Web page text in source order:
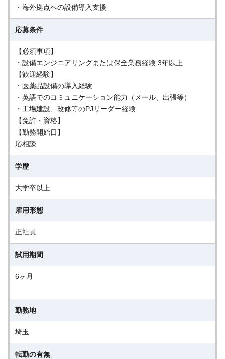
・海外拠点への設備導入支援
応募条件
【必須事項】
・設備エンジニアリングまたは保全業務経験 3年以上
【歓迎経験】
・医薬品設備の導入経験
・英語でのコミュニケーション能力（メール、出張等）
・工場建設、改修等のPJリーダー経験
【免許・資格】
【勤務開始日】
応相談
学歴
大学卒以上
雇用形態
正社員
試用期間
6ヶ月
勤務地
埼玉
転勤の有無